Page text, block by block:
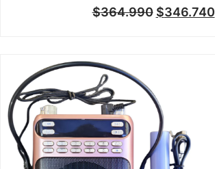
0
de
$364.990 $346.740